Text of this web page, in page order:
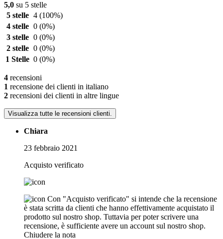
5,0 su 5 stelle
5 stelle 4 (100%)
4 stelle 0 (0%)
3 stelle 0 (0%)
2 stelle 0 (0%)
1 Stelle 0 (0%)
4 recensioni
1 recensione dei clienti in italiano
2 recensioni dei clienti in altre lingue
Visualizza tutte le recensioni clienti.
Chiara
23 febbraio 2021
Acquisto verificato
Con "Acquisto verificato" si intende che la recensione
è stata scritta da clienti che hanno effettivamente acquistato il
prodotto sul nostro shop. Tuttavia per poter scrivere una
recensione, è sufficiente avere un account sul nostro shop.
Chiudere la nota